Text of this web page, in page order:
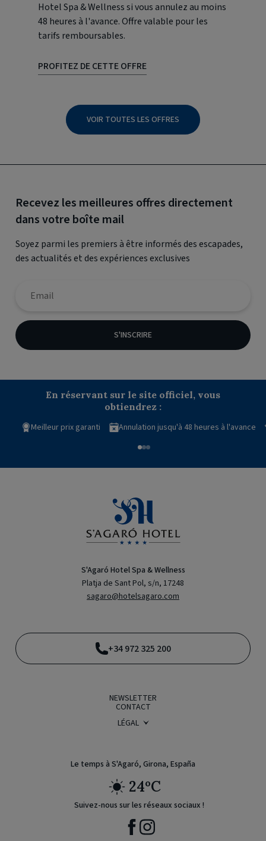
Hotel Spa & Wellness si vous annulez au moins
48 heures à l'avance. Offre valable pour les
tarifs remboursables.
PROFITEZ DE CETTE OFFRE
VOIR TOUTES LES OFFRES
Recevez les meilleures offres directement
dans votre boîte mail
Soyez parmi les premiers à être informés des escapades,
des actualités et des expériences exclusives
S'INSCRIRE
En réservant sur le site officiel, vous
obtiendrez :
Meilleur prix garanti
Annulation jusqu'à 48 heures à l'avance
S'Agaró Hotel Spa & Wellness
Platja de Sant Pol, s/n, 17248
sagaro@hotelsagaro.com
+34 972 325 200
NEWSLETTER
CONTACT
LÉGAL
POLITIQUE DE COOKIES
Le temps à S'Agaró, Girona, España
24ºC
Suivez-nous sur les réseaux sociaux !